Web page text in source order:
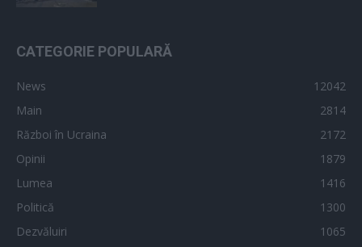
CATEGORIE POPULARĂ
News
12042
Main
2814
Război în Ucraina
2172
Opinii
1879
Lumea
1416
Politică
1300
Dezvăluiri
1065